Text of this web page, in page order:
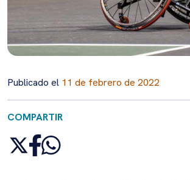
Publicado el 11 de febrero de 2022
COMPARTIR